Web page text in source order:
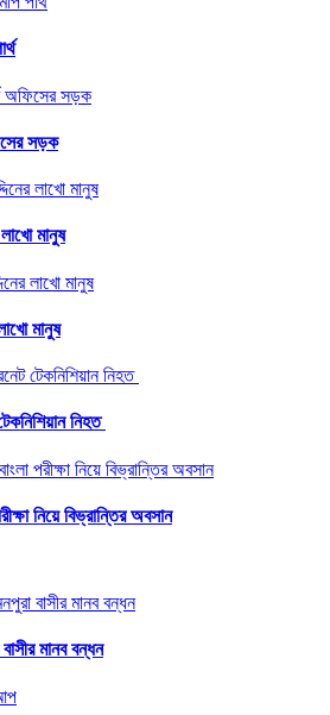
সড়ক
মানুষ
মানুষ
নিহত
নিয়ে বিভ্রান্তির অবসান
মানব বন্ধন